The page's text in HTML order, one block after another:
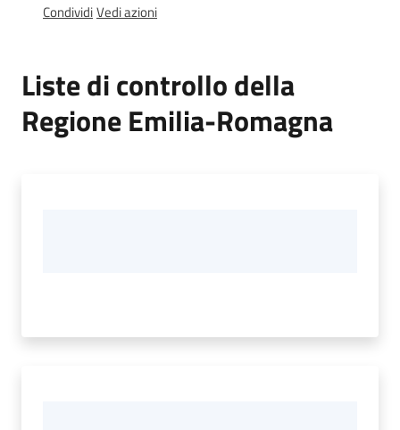
per
la
sicurezza
CondividiVedi azioni
Liste di controllo della
Regione Emilia-Romagna